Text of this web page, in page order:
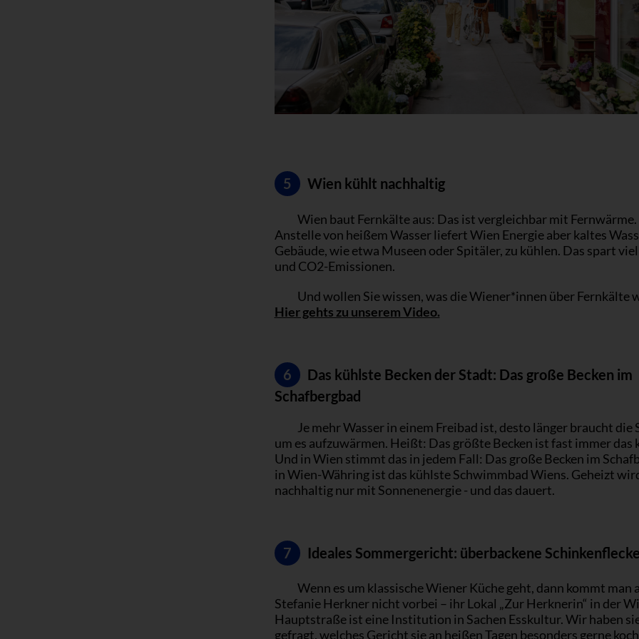
5 Wien kühlt nachhaltig
Wien baut Fernkälte aus: Das ist vergleichbar mit Fernwärme.
Anstelle von heißem Wasser liefert Wien Energie aber kaltes
Gebäude, wie etwa Museen oder Spitäler, zu kühlen. Das spart
und CO2-Emissionen.
Und wollen Sie wissen, was die Wiener*innen über Fernkälte
Hier gehts zu unserem Video.
6
Das kühlste Becken der Stadt: Das große Becken im
Schafbergbad
Je mehr Wasser in einem Freibad ist, desto länger braucht die
um es aufzuwärmen. Heißt: Das größte Becken ist fast immer das
Und in Wien stimmt das in jedem Fall: Das große Becken im
in Wien-Währing ist das kühlste Schwimmbad Wiens. Geheizt
nachhaltig nur mit Sonnenenergie - und das dauert.
7 Ideales Sommergericht: überbackene
Wenn es um klassische Wiener Küche geht, dann kommt man
Stefanie Herkner nicht vorbei – ihr Lokal „Zur Herknerin“ in der
Hauptstraße ist eine Institution in Sachen Esskultur. Wir haben
gefragt, welches Gericht sie an heißen Tagen besonders gerne